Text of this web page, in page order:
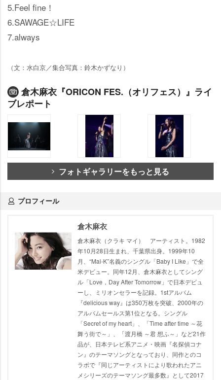
5.Feel fine！
6.SAWAGE☆LIFE
7.always
（文：水白京／集合写真：鈴木かずなり）
倉木麻衣『ORICON FES.（オリフェス）』ライ
ブレポート
フォトギャラリーをもっと見る
プロフィール
倉木麻衣
倉木麻衣（クラキ マイ） アーティスト。1982
年10月28日生まれ、千葉県出身。1999年10
月、“Mai-K”名義のシングル「Baby I Like」で全
米デビュー。同年12月、倉木麻衣としてシング
ル「Love，Day After Tomorrow」で日本デビュ
ーし、ミリオンセラーを記録。1stアルバム
『delicious way』は350万枚を突破、2000年の
アルバムセールス第1位となる。シングル
「Secret of my heart」、「Time after time ～花
舞う街で～」、「渡月橋 ～君 想ふ～」など21作
品が、日本テレビ系アニメ・映画『名探偵コナ
ン』のテーマソングとなっており、同作とのコ
ラボで『同じアーティストにより歌われたアニ
メシリーズのテーマソング最多数』として2017